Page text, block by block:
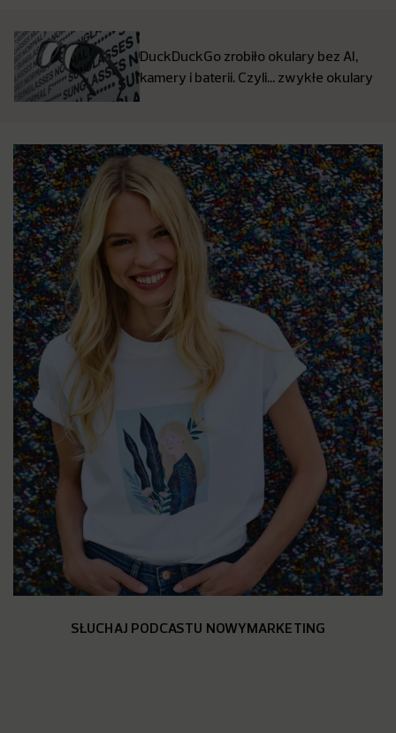
DuckDuckGo zrobiło okulary bez AI,
kamery i baterii. Czyli… zwykłe okulary
SŁUCHAJ PODCASTU NOWYMARKETING